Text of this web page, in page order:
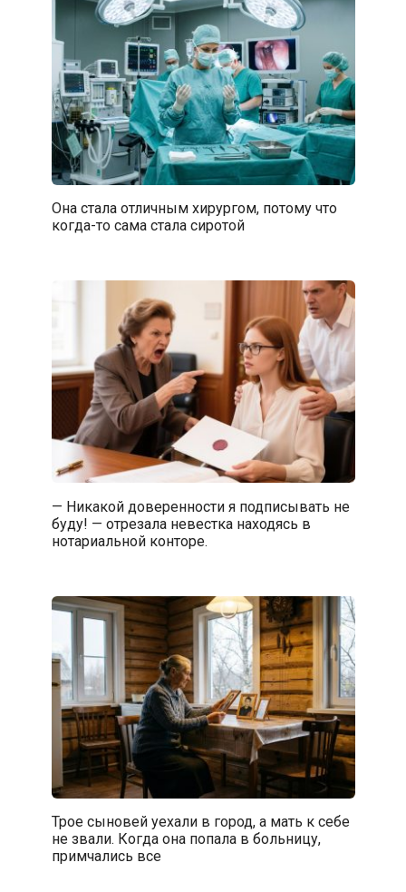
Она стала отличным хирургом, потому что
когда-то сама стала сиротой
— Никакой доверенности я подписывать не
буду! — отрезала невестка находясь в
нотариальной конторе.
Трое сыновей уехали в город, а мать к себе
не звали. Когда она попала в больницу,
примчались все